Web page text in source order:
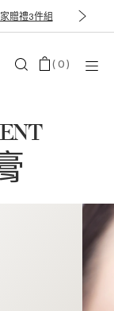
贈禮3件組
(0)